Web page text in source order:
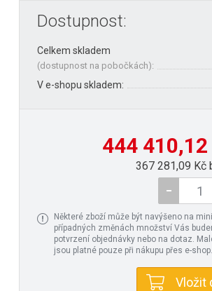
Dostupnost:
Celkem skladem
(dostupnost na pobočkách):
V e-shopu skladem:
444
367 281,09 Kč
Některé zboží může být navýšeno na
případných změnách množství Vás
potvrzení objednávky nebo na dotaz.
jsou platné pouze při nákupu přes e-shop.
Vložit